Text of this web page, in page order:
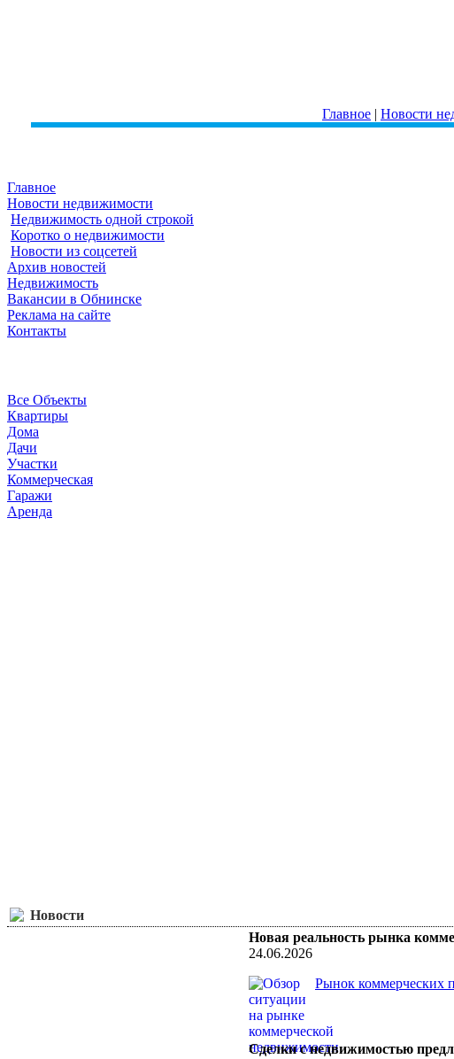
Главное | Новости
Главное
Новости недвижимости
Недвижимость одной строкой
Коротко о недвижимости
Новости из соцсетей
Архив новостей
Недвижимость
Вакансии в Обнинске
Реклама на сайте
Контакты
Все Объекты
Квартиры
Дома
Дачи
Участки
Коммерческая
Гаражи
Аренда
Новости
Новая реальность рынка
24.06.2026
Рынок коммерческих
Сделки с недвижимостью